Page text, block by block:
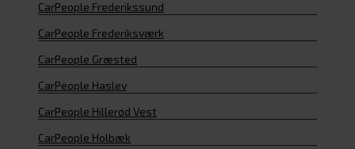
CarPeople Frederikssund
CarPeople Frederiksværk
CarPeople Græsted
CarPeople Haslev
CarPeople Hillerød Vest
CarPeople Holbæk